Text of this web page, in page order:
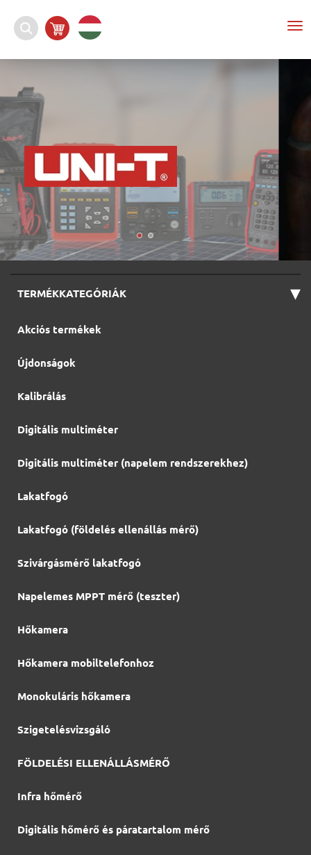
TERMÉKKATEGÓRIÁK ▾
Akciós termékek
Újdonságok
Kalibrálás
Digitális multiméter
Digitális multiméter (napelem rendszerekhez)
Lakatfogó
Lakatfogó (földelés ellenállás mérő)
Szivárgásmérő lakatfogó
Napelemes MPPT mérő (teszter)
Hőkamera
Hőkamera mobiltelefonhoz
Monokuláris hőkamera
Szigetelésvizsgáló
FÖLDELÉSI ELLENÁLLÁSMÉRŐ
Infra hőmérő
Digitális hőmérő és páratartalom mérő